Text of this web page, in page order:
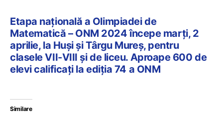
Etapa națională a Olimpiadei de
Matematică – ONM 2024 începe marți, 2
aprilie, la Huși și Târgu Mureș, pentru
clasele VII-VIII și de liceu. Aproape 600 de
elevi calificați la ediția 74 a ONM
Similare